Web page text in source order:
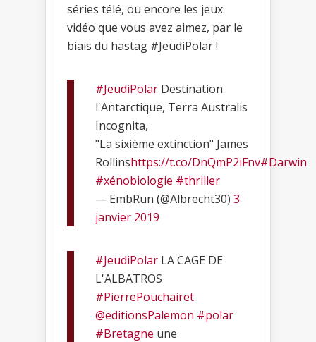
séries télé, ou encore les jeux
vidéo que vous avez aimez, par le
biais du hastag #JeudiPolar !
#JeudiPolar Destination
l'Antarctique, Terra Australis
Incognita,
"La sixième extinction" James
Rollinshttps://t.co/DnQmP2iFnv#Darwin
#xénobiologie #thriller
— EmbRun (@Albrecht30) 3
janvier 2019
#JeudiPolar LA CAGE DE
L'ALBATROS
#PierrePouchairet
@editionsPalemon #polar
#Bretagne une